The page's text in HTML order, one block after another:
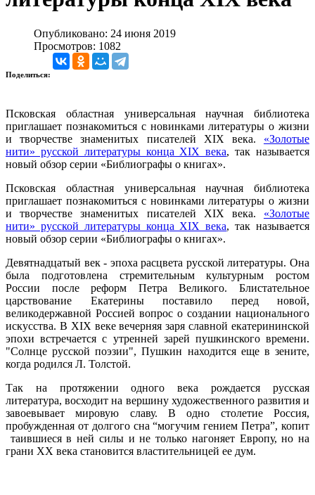
Опубликовано: 24 июня 2019
Просмотров: 1082
Поделиться:
Псковская областная универсальная научная библиотека
приглашает познакомиться с новинками литературы о жизни
и творчестве знаменитых писателей XIX века. «Золотые
нити» русской литературы конца XIX века, так называется
новый обзор серии «Библиографы о книгах».
Псковская областная универсальная научная библиотека
приглашает познакомиться с новинками литературы о жизни
и творчестве знаменитых писателей XIX века. «Золотые
нити» русской литературы конца XIX века, так называется
новый обзор серии «Библиографы о книгах».
Девятнадцатый век - эпоха расцвета русской литературы. Она
была подготовлена стремительным культурным ростом
России после реформ Петра Великого. Блистательное
царствование Екатерины поставило перед новой,
великодержавной Россией вопрос о создании национального
искусства. В XIX веке вечерняя заря славной екатерининской
эпохи встречается с утренней зарей пушкинского времени.
"Солнце русской поэзии", Пушкин находится еще в зените,
когда родился Л. Толстой.
Так на протяжении одного века рождается русская
литература, восходит на вершину художественного развития и
завоевывает мировую славу. В одно столетие Россия,
пробужденная от долгого сна “могучим гением Петра”, копит
таившиеся в ней силы и не только нагоняет Европу, но на
грани XX века становится властительницей ее дум.